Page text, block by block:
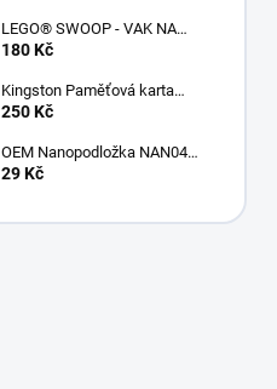
LEGO® SWOOP - VAK NA
KOSTKY
180 Kč
Kingston Paměťová karta
microSDHC 32GB + adaptér
250 Kč
OEM Nanopodložka NAN04
sv.modrá
29 Kč